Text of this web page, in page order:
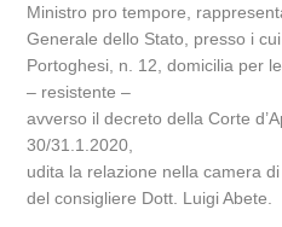
Ministro pro tempore,
Generale dello Stato, presso i
Portoghesi, n. 12, domicilia per
– resistente –
avverso il decreto della Corte
30/31.1.2020,
udita la relazione nella camera
del consigliere Dott. Luigi Abete.